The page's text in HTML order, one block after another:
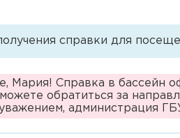
справки для
Мария! Справка в бассейн
обратиться за
администрация